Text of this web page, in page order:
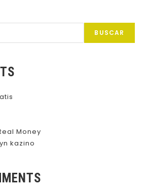
BUSCAR
Money
kazino